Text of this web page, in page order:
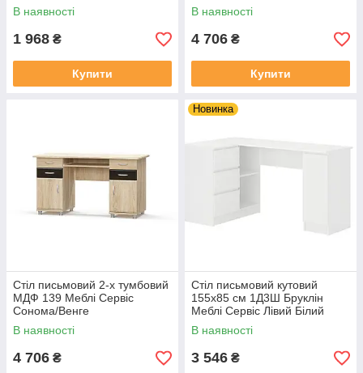
В наявності
1 968 ₴
Купити
В наявності
4 706 ₴
Купити
Стіл письмовий 2-х тумбовий
МДФ 139 Меблі Сервіс
Сонома/Венге
В наявності
4 706 ₴
Новинка
Стіл письмовий кутовий
155х85 см 1Д3Ш Бруклін
Меблі Сервіс Лівий Білий
В наявності
3 546 ₴